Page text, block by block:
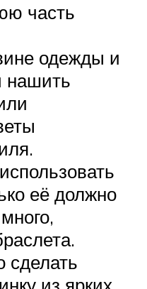
часть
одежды и
нашить
её должно
сделать